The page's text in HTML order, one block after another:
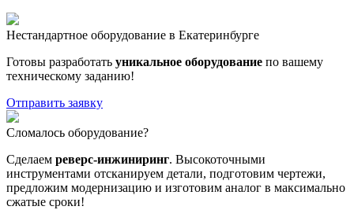
Нестандартное оборудование в Екатеринбурге
Готовы разработать уникальное оборудование по вашему
техническому заданию!
Отправить заявку
Сломалось оборудование?
Сделаем реверс-инжиниринг. Высокоточными
инструментами отсканируем детали, подготовим чертежи,
предложим модернизацию и изготовим аналог в максимально
сжатые сроки!